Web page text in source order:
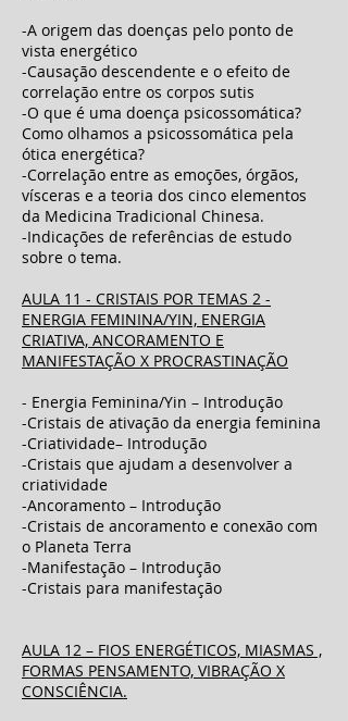
-A origem das doenças pelo ponto de
vista energético
-Causação descendente e o efeito de
correlação entre os corpos sutis
-O que é uma doença psicossomática?
Como olhamos a psicossomática pela
ótica energética?
-Correlação entre as emoções, órgãos,
vísceras e a teoria dos cinco elementos
da Medicina Tradicional Chinesa.
-Indicações de referências de estudo
sobre o tema.
AULA 11 - CRISTAIS POR TEMAS 2 -
ENERGIA FEMININA/YIN, ENERGIA
CRIATIVA, ANCORAMENTO E
MANIFESTAÇÃO X PROCRASTINAÇÃO
- Energia Feminina/Yin – Introdução
-Cristais de ativação da energia feminina
-Criatividade– Introdução
-Cristais que ajudam a desenvolver a
criatividade
-Ancoramento – Introdução
-Cristais de ancoramento e conexão com
o Planeta Terra
-Manifestação – Introdução
-Cristais para manifestação
AULA 12 – FIOS ENERGÉTICOS, MIASMAS ,
FORMAS PENSAMENTO, VIBRAÇÃO X
CONSCIÊNCIA.